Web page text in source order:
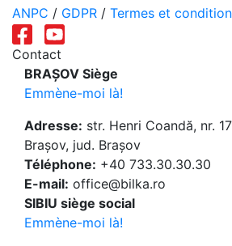
ANPC / GDPR / Termes et
Contact
BRAȘOV Siège
Emmène-moi là!
Adresse: str. Henri Coandă, nr. 17
Brașov, jud. Brașov
Téléphone: +40 733.30.30.30
E-mail: office@bilka.ro
SIBIU siège social
Emmène-moi là!